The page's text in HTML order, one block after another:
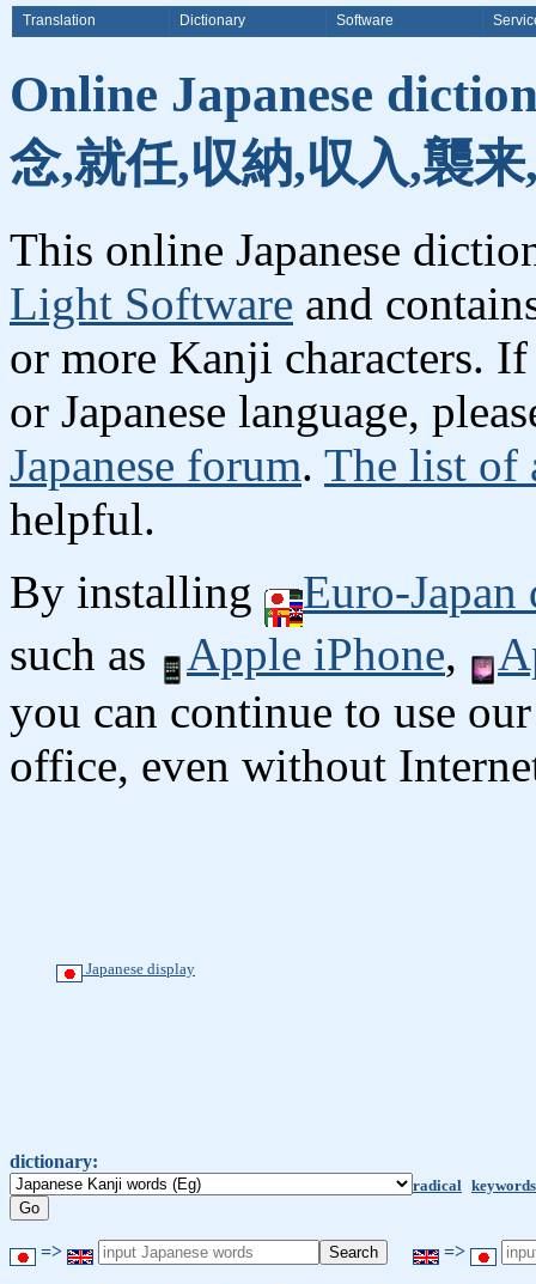
Translation Dictionary Software
Online Japanese
念,就任,収納,収入,襲
This online Japanese
Light Software and
or more Kanji characters.
or Japanese language,
Japanese forum. The list of
helpful.
By installing
Euro-
such as
Apple iPhone,
you can continue to use
office, even without
Japanese display
dictionary:
radical keywords
=> =>